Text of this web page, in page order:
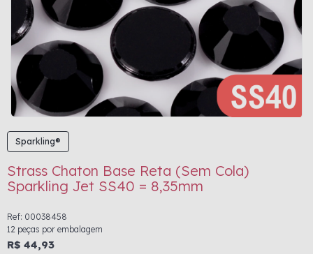
Sparkling®
Strass Chaton Base Reta (Sem Cola)
Sparkling Jet SS40 = 8,35mm
Ref: 00038458
12 peças por embalagem
R$ 44,93